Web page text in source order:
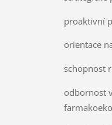
proaktivní
orientace
schopnost
odbornost